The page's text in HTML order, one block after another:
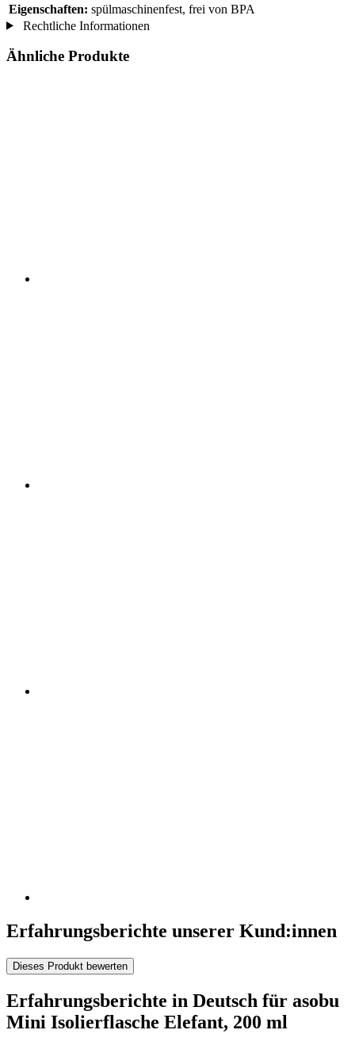
Eigenschaften: spülmaschinenfest, frei von BPA
Rechtliche Informationen
Ähnliche Produkte
Erfahrungsberichte unserer Kund:innen
Dieses Produkt bewerten
Erfahrungsberichte in Deutsch für asobu
Mini Isolierflasche Elefant, 200 ml